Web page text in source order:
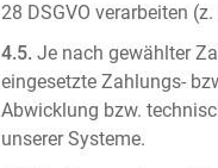
28 DSGVO verarbeiten
4.5. Je nach gewählter
eingesetzte Zahlungs-
Abwicklung bzw.
unserer Systeme.